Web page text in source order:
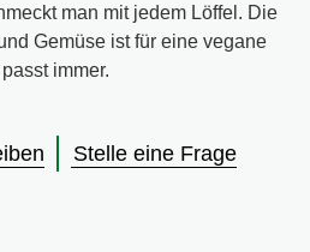
man mit jedem Löffel. Die
Gemüse ist für eine vegane
immer.
Stelle eine Frage